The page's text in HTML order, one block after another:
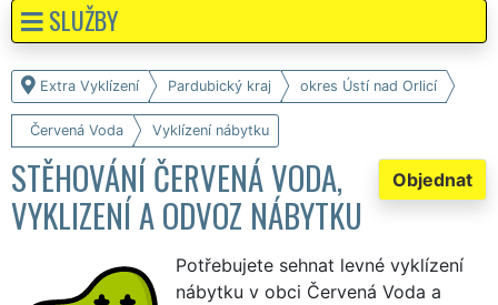
Extra Vyklízení Pardubický kraj okres Ústí nad Orlicí
Červená Voda Vyklízení nábytku
Objednat
STĚHOVÁNÍ ČERVENÁ VODA,
VYKLIZENÍ A ODVOZ NÁBYTKU
Potřebujete sehnat levné vyklízení
nábytku v obci Červená Voda a
SLUŽBY